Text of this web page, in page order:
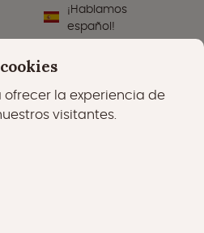
¡Hablamos
español!
ofrecer la experiencia de
visitantes.